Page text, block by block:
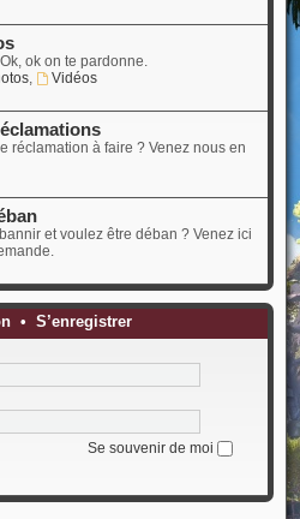
ok on te pardonne.
,
Vidéos
réclamation à faire ? Venez nous en
et voulez être déban ? Venez ici
• S’enregistrer
Se souvenir de moi